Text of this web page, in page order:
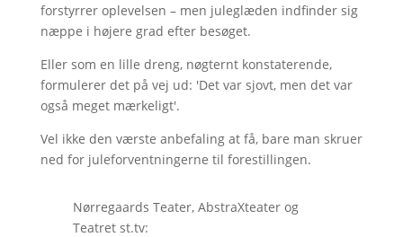
forstyrrer oplevelsen – men juleglæden indfinder sig
næppe i højere grad efter besøget.
Eller som en lille dreng, nøgternt konstaterende,
formulerer det på vej ud: 'Det var sjovt, men det var
også meget mærkeligt'.
Vel ikke den værste anbefaling at få, bare man skruer
ned for juleforventningerne til forestillingen.
Nørregaards Teater, AbstraXteater og
Teatret st.tv: